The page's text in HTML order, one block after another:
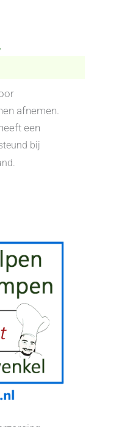
afnemen.
een
bij